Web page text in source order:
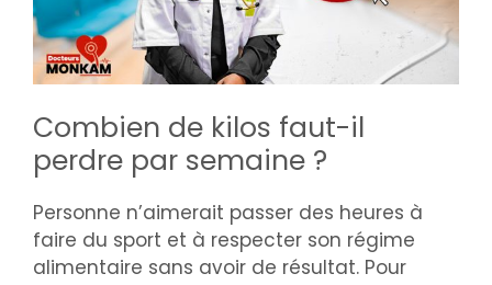
Combien de kilos faut-il
perdre par semaine ?
Personne n’aimerait passer des heures à
faire du sport et à respecter son régime
alimentaire sans avoir de résultat. Pour